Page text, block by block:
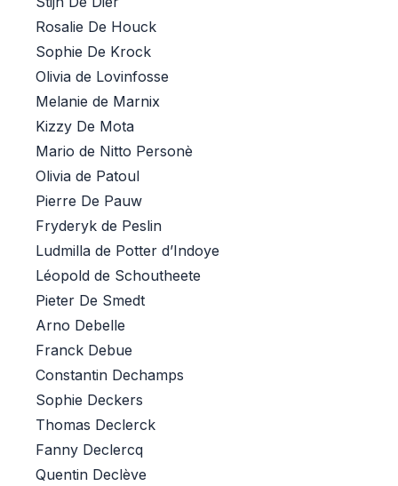
Rosalie De Houck
Sophie De Krock
Olivia de Lovinfosse
Melanie de Marnix
Kizzy De Mota
Mario de Nitto Personè
Olivia de Patoul
Pierre De Pauw
Fryderyk de Peslin
Ludmilla de Potter d’Indoye
Léopold de Schoutheete
Pieter De Smedt
Arno Debelle
Franck Debue
Constantin Dechamps
Sophie Deckers
Thomas Declerck
Fanny Declercq
Quentin Declève